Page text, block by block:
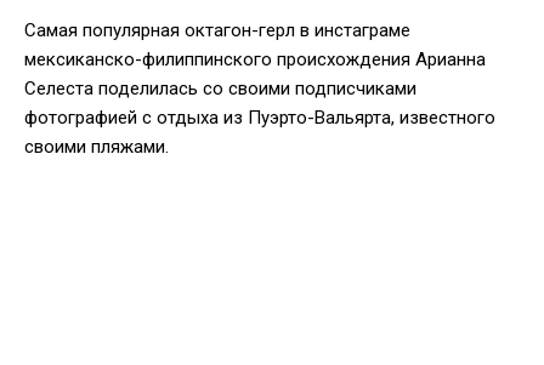
Самая популярная октагон-герл в инстаграме
мексиканско-филиппинского происхождения Арианна
Селеста поделилась со своими подписчиками
фотографией с отдыха из Пуэрто-Вальярта, известного
своими пляжами.